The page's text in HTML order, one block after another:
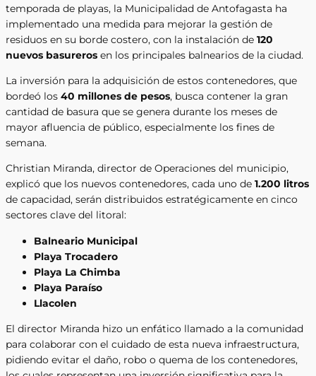
temporada de playas, la Municipalidad de Antofagasta ha
implementado una medida para mejorar la gestión de
residuos en su borde costero, con la instalación de 120
nuevos basureros en los principales balnearios de la ciudad.
La inversión para la adquisición de estos contenedores, que
bordeó los 40 millones de pesos, busca contener la gran
cantidad de basura que se genera durante los meses de
mayor afluencia de público, especialmente los fines de
semana.
Christian Miranda, director de Operaciones del municipio,
explicó que los nuevos contenedores, cada uno de 1.200 litros
de capacidad, serán distribuidos estratégicamente en cinco
sectores clave del litoral:
Balneario Municipal
Playa Trocadero
Playa La Chimba
Playa Paraíso
Llacolen
El director Miranda hizo un enfático llamado a la comunidad
para colaborar con el cuidado de esta nueva infraestructura,
pidiendo evitar el daño, robo o quema de los contenedores,